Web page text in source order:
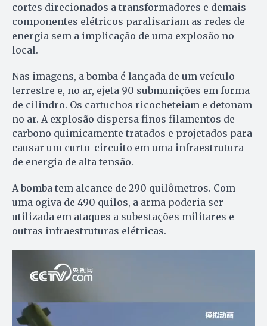
cortes direcionados a transformadores e demais
componentes elétricos paralisariam as redes de
energia sem a implicação de uma explosão no
local.
Nas imagens, a bomba é lançada de um veículo
terrestre e, no ar, ejeta 90 submunições em forma
de cilindro. Os cartuchos ricocheteiam e detonam
no ar. A explosão dispersa finos filamentos de
carbono quimicamente tratados e projetados para
causar um curto-circuito em uma infraestrutura
de energia de alta tensão.
A bomba tem alcance de 290 quilômetros. Com
uma ogiva de 490 quilos, a arma poderia ser
utilizada em ataques a subestações militares e
outras infraestruturas elétricas.